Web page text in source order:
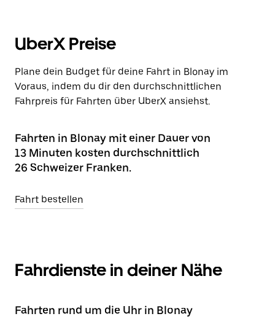
UberX Preise
Plane dein Budget für deine Fahrt in Blonay im
Voraus, indem du dir den durchschnittlichen
Fahrpreis für Fahrten über UberX ansiehst.
Fahrten in Blonay mit einer Dauer von
13 Minuten kosten durchschnittlich
26 Schweizer Franken.
Fahrt bestellen
Fahrdienste in deiner Nähe
Fahrten rund um die Uhr in Blonay